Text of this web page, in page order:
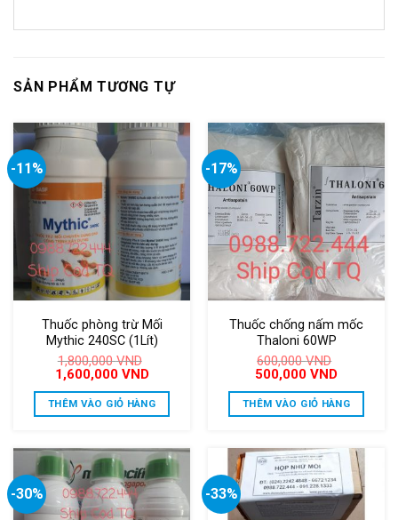
SẢN PHẨM TƯƠNG TỰ
-11%
Thuốc phòng trừ Mối
Mythic 240SC (1Lít)
1,800,000VND
Giá
gốc
là:
1,800,000 VND.
1,600,000 VNDGiá
tại
là:
THÊM VÀO GIỎ HÀNG
-17%
Thuốc chống nấm mốc
Thaloni 60WP
600,000VND
Giá
là:
600,000 VND.
500,000 VNDGiá
tại
là:
THÊM VÀO GIỎ HÀNG
-30% -33%